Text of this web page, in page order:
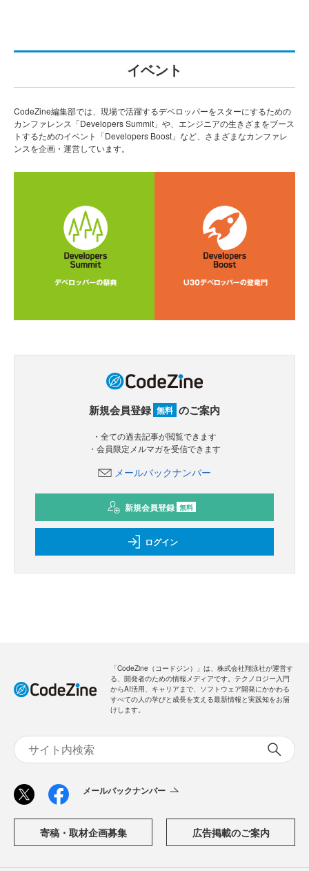
イベント
CodeZine編集部では、現場で活躍するデベロッパーをスターにするための
カンファレンス「Developers Summit」や、エンジニアの生きざまをブース
トするためのイベント「Developers Boost」など、さまざまなカンファレ
ンスを企画・運営しています。
新規会員登録 無料 のご案内
・全ての過去記事が閲覧できます
・会員限定メルマガを受信できます
メールバックナンバー
新規会員登録 無料
ログイン
「CodeZine（コードジン）」は、株式会社翔泳社が運営す
る、開発者のための情報メディアです。テクノロジー入門
からAI活用、キャリアまで、ソフトウェア開発にかかわる
すべての人の学びと成長を支える最新情報と実践知をお届
けします。
メールバックナンバー
寄稿・取材企画募集 広告掲載のご案内